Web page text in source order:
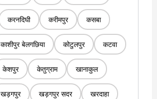
करनदिघी करीमपुर कसबा
काशीपुर बेलगछिया कोटुलपुर कटवा
केशपुर केतुग्राम खानाकुल
खड़गपुर खड़गपुर सदर खरदाहा